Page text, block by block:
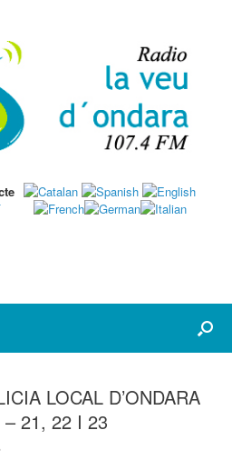
LOCAL D’ONDARA
– 21, 22 I 23